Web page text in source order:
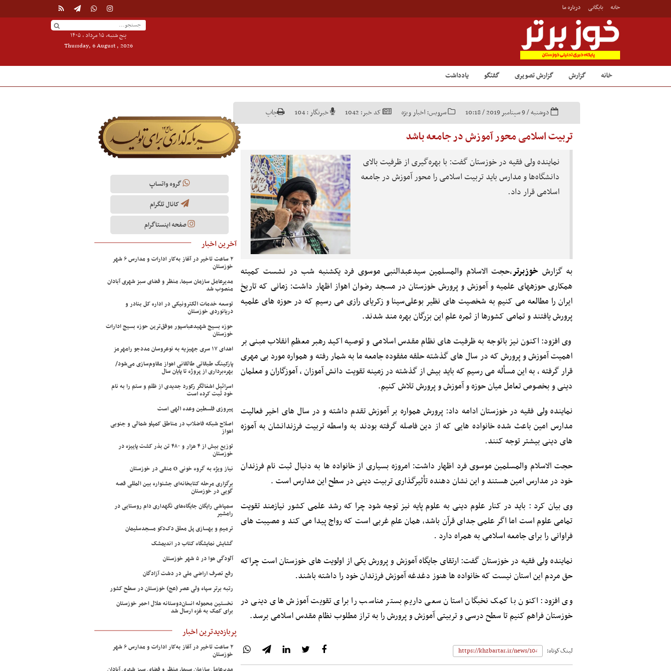
خانه بایگانی درباره ما
پنج شنبه, ۱۵ مرداد , ۱۴۰۵
Thursday, 6 August , 2026
خانه گزارش گزارش تصویری گفتگو یادداشت
دوشنبه / 9 سپتامبر 2019 / 10:18 سرویس:اخبار ویژه کد خبر: 1042 خبرنگار :104 چاپ
تربیت اسلامی محور آموزش در جامعه باشد
نماینده ولی فقیه در خوزستان گفت: با بهره‌گیری از ظرفیت بالای
دانشگاه‌ها و مدارس باید تربیت اسلامی را محور آموزش در جامعه
اسلامی قرار داد.
به گزارش خوزبرتر،حجت الاسلام والمسلمین سیدعبدالنبی موسوی فرد یکشنبه شب در نشست کمیته
همکاری حوزههای علمیه و آموزش و پرورش خوزستان در مسجد رضوان اهواز اظهار داشت: زمانی که تاریخ
ایران را مطالعه می کنیم به شخصیت های نظیر بوعلی‌سینا و زکریای رازی می رسیم که در حوزه های علمیه
پرورش یافتند و تمامی کشورها از ثمره علم این بزرگان بهره مند شدند.
وی افزود: اکنون نیز باتوجه به ظرفیت های نظام مقدس اسلامی و توصیه اکید رهبر معظم انقلاب مبنی بر
اهمیت آموزش و پرورش که در سال های گذشته حلقه مفقوده جامعه ما به شمار رفته و همواره مورد بی مهری
قرار گرفته ، به این مسأله می رسیم که باید بیش از گذشته در زمینه تقویت دانش آموزان ، آموزگاران و معلمان
دینی و بخصوص تعامل میان حوزه و آموزش و پرورش تلاش کنیم.
نماینده ولی فقیه در خوزستان ادامه داد: پرورش همواره بر آموزش تقدم داشته و در سال های اخیر فعالیت
مدارس امین باعث شده خانواده هایی که از دین فاصله گرفته بودند به واسطه تربیت فرزندانشان به آموزه
های دینی بیشتر توجه کنند.
حجت الاسلام والمسلمین موسوی فرد اظهار داشت: امروزه بسیاری از خانواده ها به دنبال ثبت نام فرزندان
خود در مدارس امین هستند و این نشان دهنده تأثیرگذاری تربیت دینی در سطح این مدارس است .
وی بیان کرد : باید در کنار علوم دینی به علوم پایه نیز توجه شود چرا که رشد علمی کشور نیازمند تقویت
تمامی علوم است اما اگر علمی جدای قرآن باشد، همان علم غربی است که رواج پیدا می کند و مصیبت های
فراوانی را برای جامعه اسلامی به همراه دارد .
نماینده ولی فقیه در خوزستان گفت: ارتقای جایگاه آموزش و پرورش یکی از اولویت های خوزستان است چراکه
حق مردم این استان نیست که خانواده ها هنوز دغدغه آموزش فرزندان خود را داشته باشند.
وی افزود: اکنون با کمک نخبگان استان سعی داریم بستر مناسب را برای تقویت آموزش های دینی در
خوزستان فراهم کنیم تا سطح درسی و تربیتی آموزش و پرورش را به تراز مطلوب نظام مقدس اسلامی برسد.
لینک‌کوتاه:
گروه واتساپ
کانال تلگرام
صفحه اینستاگرام
آخرین اخبار
۲ ساعت تاخیر در آغاز به‌کار ادارات و مدارس ۶ شهر
خوزستان
مدیرعامل سازمان سیما، منظر و فضای سبز شهری آبادان
منصوب شد
توسعه خدمات الکترونیکی در اداره کل بنادر و
دریانوردی خوزستان
حوزه بسیج شهیدعباسپور موفق‌ترین حوزه بسیج ادارات
خوزستان
اهدای ۱۷ سری جهیزیه به نوعروسان مددجو رامهرمز
پارکینگ طبقاتی طالقانی اهواز مقاوم‌سازی می‌شود/
بهره‌برداری از پروژه تا پایان سال
اسرائیل اشغالگر رکورد جدیدی از ظلم و ستم را به نام
خود ثبت کرده است
پیروزی فلسطین وعده الهی است
اصلاح شبکه فاضلاب در مناطق کمپلو شمالی و جنوبی
اهواز
توزیع بیش از ۴ هزار و ۴۸۰ تن بذر کشت پاییزه در
خوزستان
نیاز ویژه به گروه خونی O منفی در خوزستان
برگزاری مرحله کتابخانه‌ای جشنواره بین المللی قصه
گویی در خوزستان
سمپاشی رایگان جایگاه‌های نگهداری دام روستایی در
رامشیر
ترمیم و بهسازی پل معلق دک‌دکو مسجدسلیمان
گشایش نمایشگاه کتاب در اندیمشک
آلودگی هوا در ۵ شهر خوزستان
رفع تصرف اراضی ملی در دشت آزادگان
رتبه برتر سپاه ولی عصر (عج) خوزستان در سطح کشور
نخستین محموله انسان‌دوستانه هلال احمر خوزستان
برای کمک به غزه ارسال شد
پربازدیدترین اخبار
۲ ساعت تاخیر در آغاز به‌کار ادارات و مدارس ۶ شهر
خوزستان